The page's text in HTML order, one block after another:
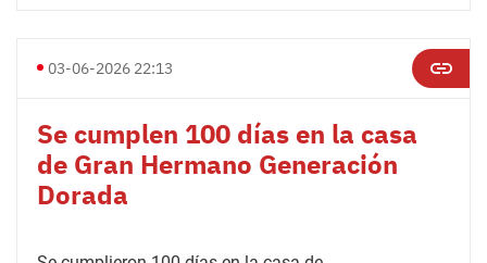
03-06-2026 22:13
Se cumplen 100 días en la casa
de Gran Hermano Generación
Dorada